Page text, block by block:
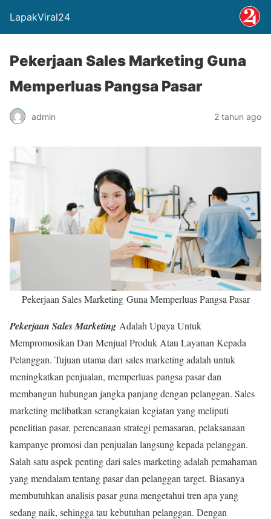
LapakViral24
Pekerjaan Sales Marketing Guna
Memperluas Pangsa Pasar
admin 2 tahun ago
Pekerjaan Sales Marketing Guna Memperluas Pangsa Pasar
Pekerjaan Sales Marketing Adalah Upaya Untuk
Mempromosikan Dan Menjual Produk Atau Layanan Kepada
Pelanggan. Tujuan utama dari sales marketing adalah untuk
meningkatkan penjualan, memperluas pangsa pasar dan
membangun hubungan jangka panjang dengan pelanggan. Sales
marketing melibatkan serangkaian kegiatan yang meliputi
penelitian pasar, perencanaan strategi pemasaran, pelaksanaan
kampanye promosi dan penjualan langsung kepada pelanggan.
Salah satu aspek penting dari sales marketing adalah pemahaman
yang mendalam tentang pasar dan pelanggan target. Biasanya
membutuhkan analisis pasar guna mengetahui tren apa yang
sedang naik, sehingga tau kebutuhan pelanggan. Dengan